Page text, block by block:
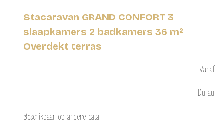
Stacaravan GRAND CONFORT 3
slaapkamers 2 badkamers 36 m²
Overdekt terras
Vanaf
Du au
Beschikbaar op andere data